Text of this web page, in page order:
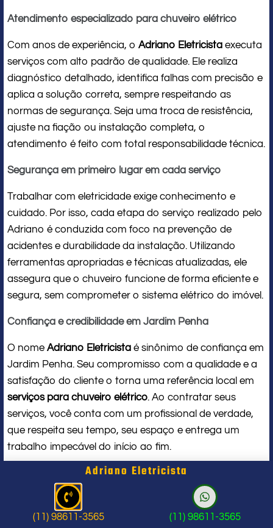
Atendimento especializado para chuveiro elétrico
Com anos de experiência, o Adriano Eletricista executa
serviços com alto padrão de qualidade. Ele realiza
diagnóstico detalhado, identifica falhas com precisão e
aplica a solução correta, sempre respeitando as
normas de segurança. Seja uma troca de resistência,
ajuste na fiação ou instalação completa, o
atendimento é feito com total responsabilidade técnica.
Segurança em primeiro lugar em cada serviço
Trabalhar com eletricidade exige conhecimento e
cuidado. Por isso, cada etapa do serviço realizado pelo
Adriano é conduzida com foco na prevenção de
acidentes e durabilidade da instalação. Utilizando
ferramentas apropriadas e técnicas atualizadas, ele
assegura que o chuveiro funcione de forma eficiente e
segura, sem comprometer o sistema elétrico do imóvel.
Confiança e credibilidade em Jardim Penha
O nome Adriano Eletricista é sinônimo de confiança em
Jardim Penha. Seu compromisso com a qualidade e a
satisfação do cliente o torna uma referência local em
serviços para chuveiro elétrico. Ao contratar seus
serviços, você conta com um profissional de verdade,
que respeita seu tempo, seu espaço e entrega um
trabalho impecável do início ao fim.
Problema com chuveiro: sinais que
indicam a hora de chamar um
profissional
Adriano Eletricista
(11) 98611-3565 (11) 98611-3565